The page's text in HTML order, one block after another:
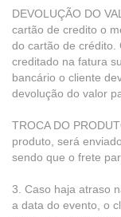
DEVOLUÇÃO DO
cartão de credito o
do cartão de crédito.
creditado na fatura
bancário o cliente
devolução do valor
TROCA DO
produto, será
sendo que o frete
3. Caso haja atraso
a data do evento, o